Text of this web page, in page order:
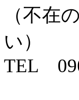
（不在
い）
TEL